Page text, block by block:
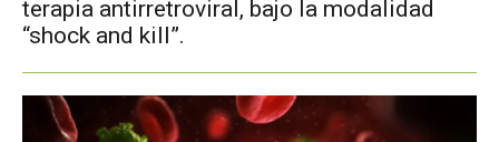
terapia antirretroviral, bajo la modalidad
“shock and kill”.